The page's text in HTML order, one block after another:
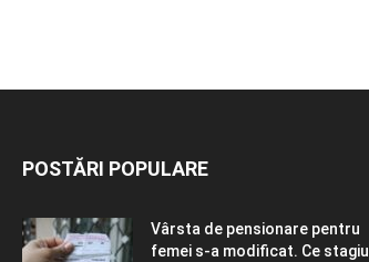
POSTĂRI POPULARE
Vârsta de pensionare pentru
femei s-a modificat. Ce stagiu